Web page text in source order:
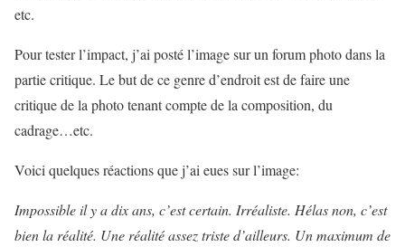
etc.
Pour tester l’impact, j’ai posté l’image sur un forum photo dans la
partie critique. Le but de ce genre d’endroit est de faire une
critique de la photo tenant compte de la composition, du
cadrage…etc.
Voici quelques réactions que j’ai eues sur l’image:
Impossible il y a dix ans, c’est certain. Irréaliste. Hélas non, c’est
bien la réalité. Une réalité assez triste d’ailleurs. Un maximum de